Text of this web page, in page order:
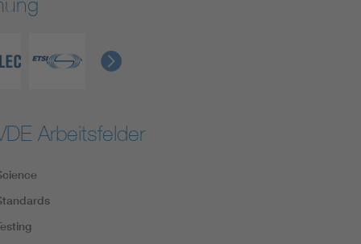
Arbeitsfelder